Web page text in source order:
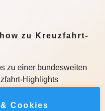
zu Kreuzfahrt-
zu einer bundesweiten
Highlights
und
Cookies